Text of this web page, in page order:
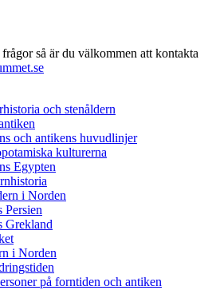
så är du välkommen att kontakta
och stenåldern
och antikens huvudlinjer
kulturerna
Egypten
i Norden
Persien
Grekland
i Norden
på forntiden och antiken